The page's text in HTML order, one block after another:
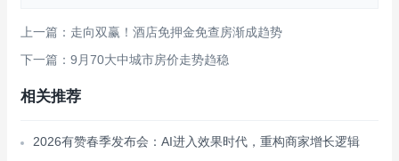
上一篇：走向双赢！酒店免押金免查房渐成趋势
下一篇：9月70大中城市房价走势趋稳
相关推荐
2026有赞春季发布会：AI进入效果时代，重构商家增长逻辑